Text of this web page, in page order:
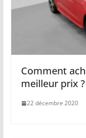
Comment
meilleur prix ?
22 décembre 2020